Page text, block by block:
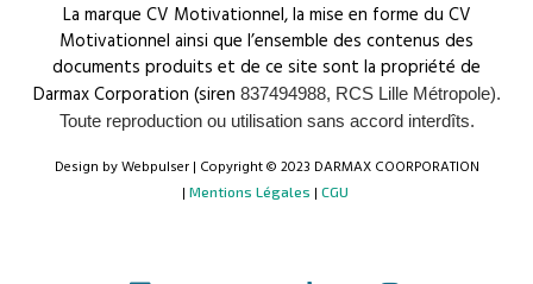
La marque CV Motivationnel, la mise en forme du CV
Motivationnel ainsi que l’ensemble des contenus des
documents produits et de ce site sont la propriété de
Darmax Corporation (siren 837494988, RCS Lille Métropole).
Toute reproduction ou utilisation sans accord interdîts.
Design by Webpulser | Copyright © 2023 DARMAX COORPORATION
| Mentions Légales | CGU